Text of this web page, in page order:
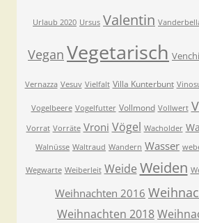
Urlaub 2020 Ursus Valentin
Vegan Vegetarisch Venchi
Vernazza Vesuv Vielfalt Villa Kunterbunt
Vogelbeere Vogelfutter Vollmond Vollwert
Vorrat Vorräte Vroni Vögel Wacholder
Walnüsse Waltraud Wandern Wasser
Wegwarte Weiberleit Weide Weiden
Weihnachten 2016
Weihnachten 2018